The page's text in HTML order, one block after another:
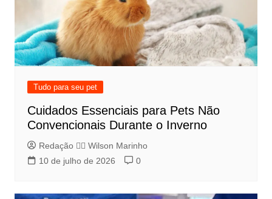
Tudo para seu pet
Cuidados Essenciais para Pets Não
Convencionais Durante o Inverno
Redação 👨‍⚖️​ Wilson Marinho
10 de julho de 2026
0